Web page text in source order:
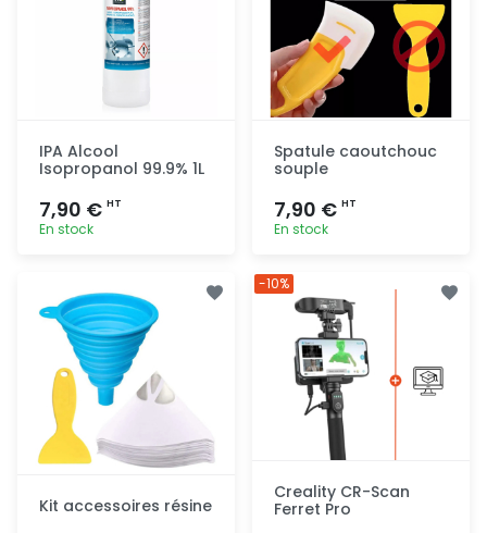
IPA Alcool
Isopropanol 99.9% 1L
7,90 € HT
En stock
rapide
Spatule caoutchouc
souple
7,90 € HT
En stock
Kit accessoires résine
Creality CR-Scan
Ferret Pro
-10%